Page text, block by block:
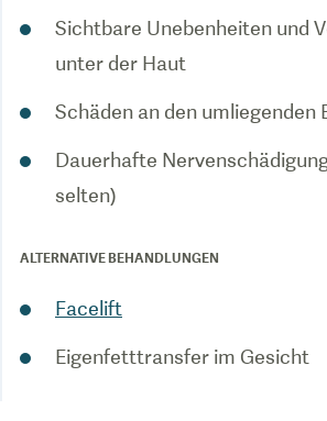
Sichtbare Unebenheiten und
unter der Haut
Schäden an den umliegenden
Dauerhafte
selten)
ALTERNATIVE BEHANDLUNGEN
Facelift
Eigenfetttransfer im Gesicht